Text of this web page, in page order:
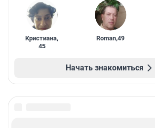
Кристиана,
45
Roman,49
Начать знакомиться